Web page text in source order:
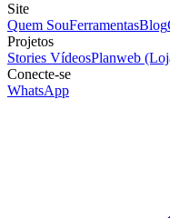
Site
Quem SouFerramentasBlog
Projetos
Stories VídeosPlanweb
Conecte-se
WhatsApp